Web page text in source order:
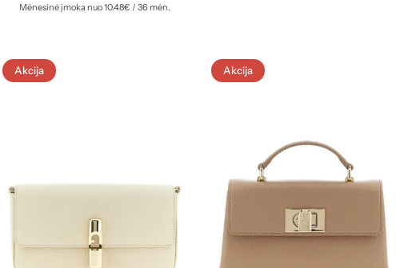
Mėnesinė įmoka nuo 10.48€ / 36 mėn.
Akcija Akcija